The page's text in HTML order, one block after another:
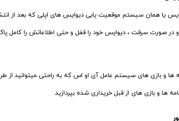
در صورت سرقت ، دیوایس خود را قفل و حتی اطلاعاتش را کامل
ها و بازی های از قبل خریداری شده بپردازید